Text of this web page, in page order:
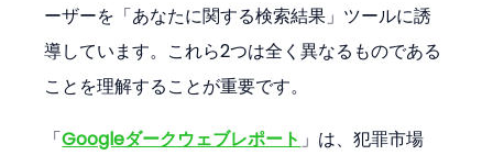
ーザーを「あなたに関する検索結果」ツールに誘
導しています。これら2つは全く異なるものである
ことを理解することが重要です。
「Googleダークウェブレポート 」は、犯罪市場